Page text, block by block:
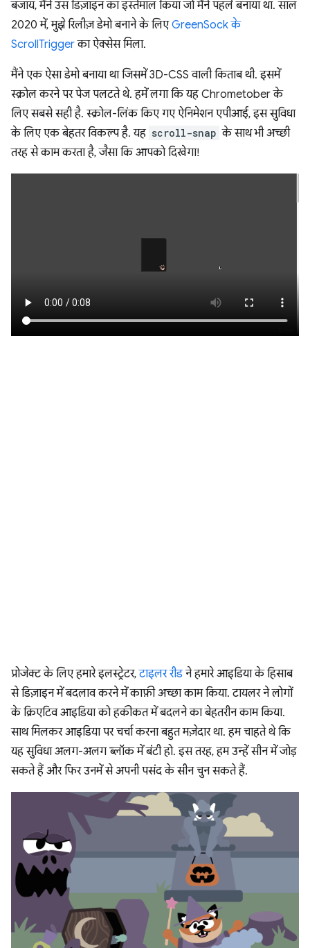
बजाय, मैंने उस डिज़ाइन का इस्तेमाल किया जो मैंने पहले बनाया था. साल
2020 में, मुझे रिलीज़ डेमो बनाने के लिएGreenSock के
ScrollTriggerका ऐक्सेस मिला.
मैंने एक ऐसा डेमो बनाया था जिसमें 3D-CSS वाली किताब थी. इसमें
स्क्रोल करने पर पेज पलटते थे. हमें लगा कि यह Chrometober के
लिए सबसे सही है. स्क्रोल-लिंक किए गए ऐनिमेशन एपीआई, इस सुविधा
के लिए एक बेहतर विकल्प है. यह scroll-snap के साथ भी अच्छी
तरह से काम करता है, जैसा कि आपको दिखेगा!
प्रोजेक्ट के लिए हमारे इलस्ट्रेटर,टाइलर रीड ने हमारे आइडिया के हिसाब
से डिज़ाइन में बदलाव करने में काफ़ी अच्छा काम किया. टायलर ने लोगों
के क्रिएटिव आइडिया को हकीकत में बदलने का बेहतरीन काम किया.
साथ मिलकर आइडिया पर चर्चा करना बहुत मज़ेदार था. हम चाहते थे कि
यह सुविधा अलग-अलग ब्लॉक में बंटी हो. इस तरह, हम उन्हें सीन में जोड़
सकते हैं और फिर उनमें से अपनी पसंद के सीन चुन सकते हैं.